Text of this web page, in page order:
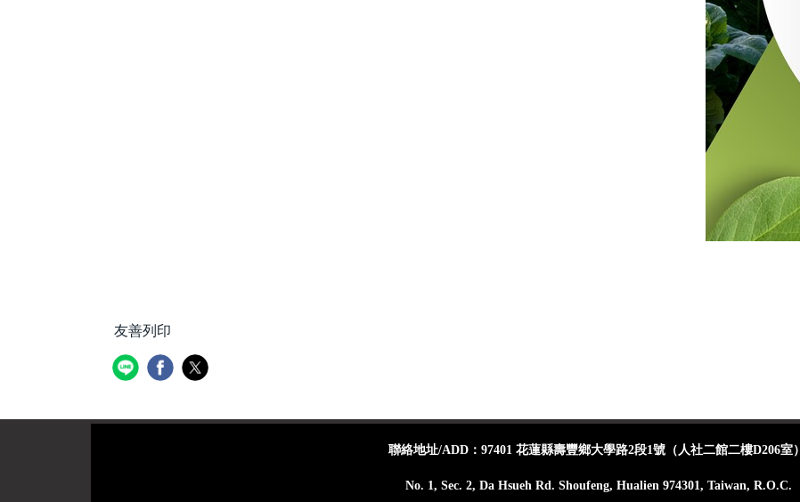
友善列印
聯絡地址/ADD：97401 花蓮縣壽豐鄉大學路2段1號（人社二館二樓D206室）
No. 1, Sec. 2, Da Hsueh Rd. Shoufeng, Hualien 974301, Taiwan, R.O.C.